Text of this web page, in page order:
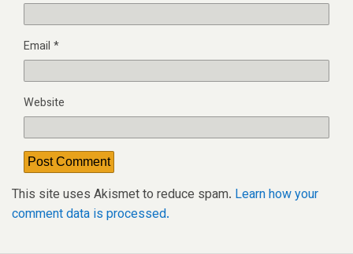
Email *
Website
This site uses Akismet to reduce spam. Learn how your
comment data is processed.